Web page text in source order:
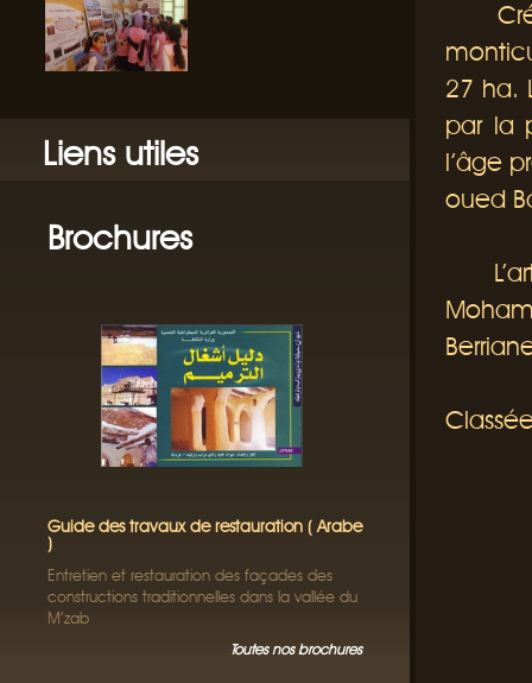
Liens utiles
Brochures
Guide des travaux de restauration ( Arabe
)
Entretien et restauration des façades des
constructions traditionnelles dans la vallée du
M’zab
Toutes nos brochures
Crée
27 ha.
par la
l’âge
oued